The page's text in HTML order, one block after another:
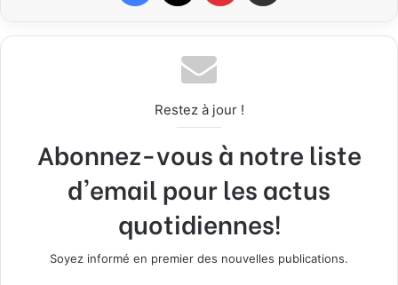
Restez à jour !
Abonnez-vous à notre liste
d'email pour les actus
quotidiennes!
Soyez informé en premier des nouvelles publications.